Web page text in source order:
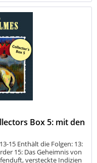
Box 5: mit den
15 Enthält die Folgen: 13:
15: Das Geheimnis von
versteckte Indizien